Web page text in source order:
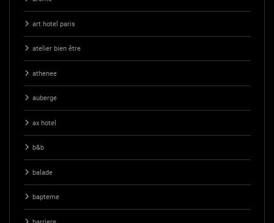
art hotel paris
atelier bien être
athenee
auberge
ax hotel
b&b
balade
bapteme